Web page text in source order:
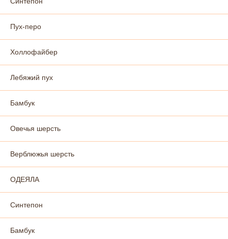
Пух-перо
Холлофайбер
Лебяжий пух
Бамбук
Овечья шерсть
Верблюжья шерсть
ОДЕЯЛА
Синтепон
Бамбук